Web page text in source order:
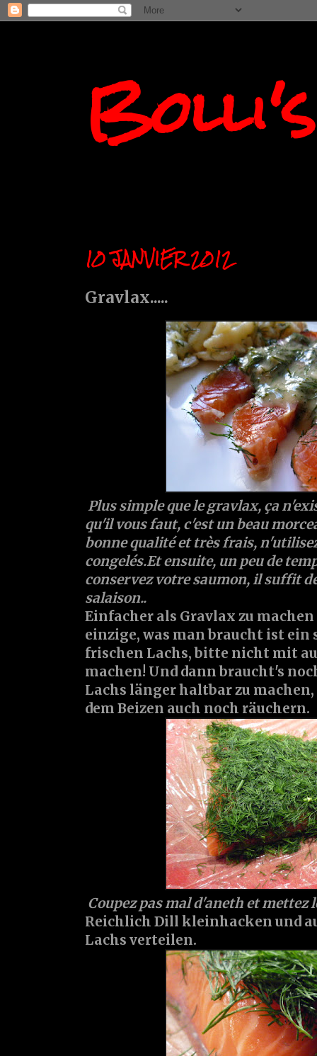
10 JANVIER 2012
Gravlax.....
Plus simple que le gravlax, ça
qu'il vous faut, c'est un beau
bonne qualité et très frais,
congelés.Et ensuite, un peu de
conservez votre saumon, il suffit
salaison..
Einfacher als Gravlax zu
einzige, was man braucht ist ein
frischen Lachs, bitte nicht mit
machen! Und dann braucht's
Lachs länger haltbar zu
dem Beizen auch noch räuchern.
Coupez pas mal d'aneth et mettez
Reichlich Dill kleinhacken und
Lachs verteilen.